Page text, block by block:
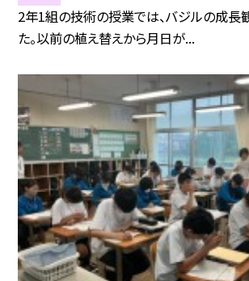
2年1組の技術の授業では、バジルの成長
た。以前の植え替えから月日が...